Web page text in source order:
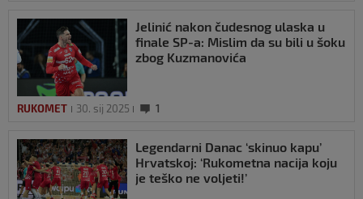
Jelinić nakon čudesnog ulaska u
finale SP-a: Mislim da su bili u šoku
zbog Kuzmanovića
RUKOMET 30. sij 2025 1
Legendarni Danac ‘skinuo kapu’
Hrvatskoj: ‘Rukometna nacija koju
je teško ne voljeti!’